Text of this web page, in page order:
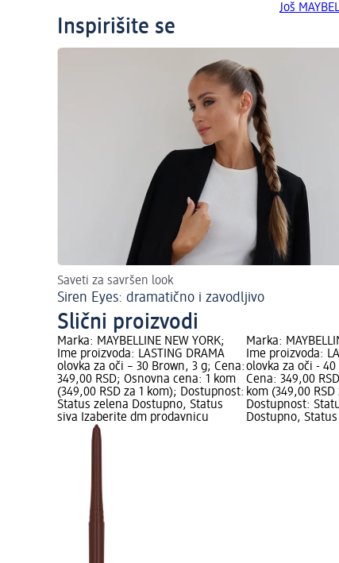
Još
Inspirišite se
Saveti za savršen look
Siren Eyes: dramatično i zavodljivo
Slični proizvodi
Marka: MAYBELLINE NEW YORK;
Ime proizvoda: LASTING DRAMA
olovka za oči – 30 Brown, 3 g; Cena:
349,00 RSD; Osnovna cena: 1 kom
(349,00 RSD za 1 kom); Dostupnost:
Status zelena Dostupno, Status
siva Izaberite dm prodavnicu
Marka:
Ime proizvoda:
olovka za oči -
Cena: 349,00
kom (349,00 RSD
Dostupnost:
Dostupno,